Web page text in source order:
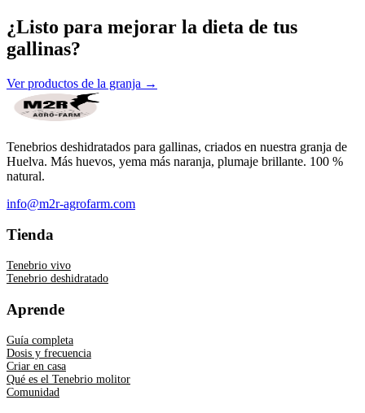
¿Listo para mejorar la dieta de tus
gallinas?
Ver productos de la granja →
Tenebrios deshidratados para gallinas, criados en nuestra granja de
Huelva. Más huevos, yema más naranja, plumaje brillante. 100 %
natural.
info@m2r-agrofarm.com
Tienda
Tenebrio vivo
Tenebrio deshidratado
Aprende
Guía completa
Dosis y frecuencia
Criar en casa
Qué es el Tenebrio molitor
Comunidad